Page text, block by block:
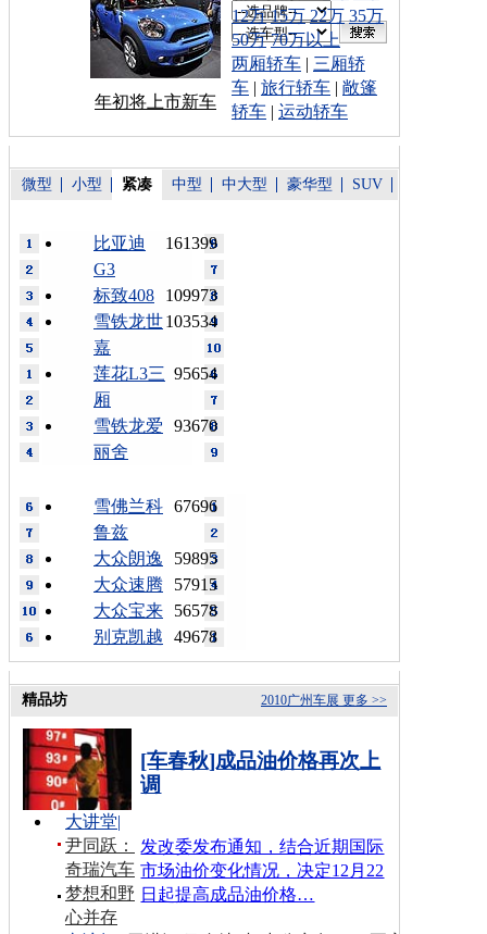
年初将上市新车
12万 15万 22万 35万
50万 70万以上
两厢轿车 | 三厢轿
车 | 旅行轿车 | 敞篷
轿车 | 运动轿车
微型 小型 紧凑 中型 中大型 豪华型 SUV
161399
比亚迪
G3
109973
标致408
103534
雪铁龙世
嘉
95654
莲花L3三
厢
93670
雪铁龙爱
丽舍
67696
雪佛兰科
鲁兹
59895
大众朗逸
57915
大众速腾
56578
大众宝来
49678
别克凯越
更多 >>
2010广州车展
精品坊
[车春秋]成品油价格再次上
调
发改委发布通知，结合近期国际
市场油价变化情况，决定12月22
日起提高成品油价格…
大讲堂|
尹同跃：
奇瑞汽车
梦想和野
心并存